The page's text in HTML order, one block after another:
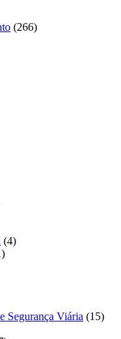
(266)
(4)
Segurança Viária (15)